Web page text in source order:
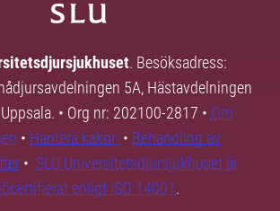
. Besöksadress:
5A, Hästavdelningen
• Org nr: 202100-2817 • Om
• Hantera kakor • Behandling av
• SLU Universitetsdjursjukhuset är
enligt ISO 14001.